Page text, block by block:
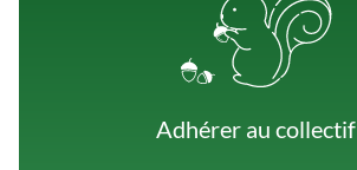
Adhérer au collectif